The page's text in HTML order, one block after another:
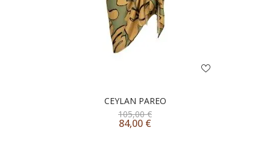
CEYLAN PAREO
105,00€
84,00 €